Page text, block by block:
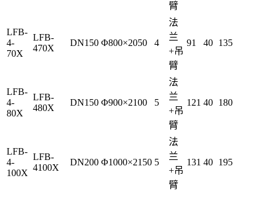
臂
LFB-
4-
70X
LFB-
470X
DN150 Φ800×2050 4
法
兰
+吊
臂
91 40 135
LFB-
4-
80X
LFB-
480X
DN150 Φ900×2100 5
法
兰
+吊
臂
121 40 180
LFB-
4-
100X
LFB-
4100X
DN200 Φ1000×2150 5
法
兰
+吊
臂
131 40 195